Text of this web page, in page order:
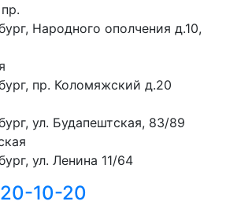
, Народного ополчения д.10,
, пр. Коломяжский д.20
, ул. Будапештская, 83/89
, ул. Ленина 11/64
10-20